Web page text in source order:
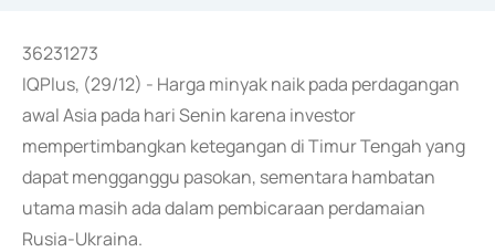
36231273
IQPlus, (29/12) - Harga minyak naik pada perdagangan
awal Asia pada hari Senin karena investor
mempertimbangkan ketegangan di Timur Tengah yang
dapat mengganggu pasokan, sementara hambatan
utama masih ada dalam pembicaraan perdamaian
Rusia-Ukraina.